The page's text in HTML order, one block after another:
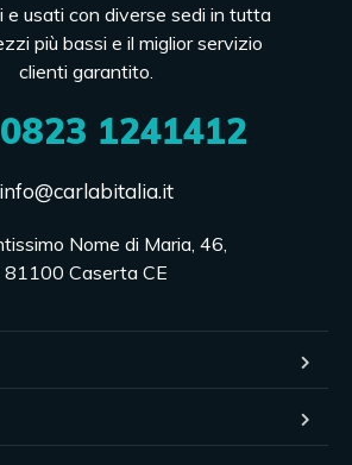
e usati con diverse sedi in tutta
più bassi e il miglior servizio
clienti garantito.
1241412
info@carlabitalia.it
Nome di Maria, 46,
81100 Caserta CE